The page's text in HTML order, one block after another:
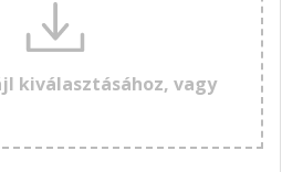
kiválasztásához, vagy